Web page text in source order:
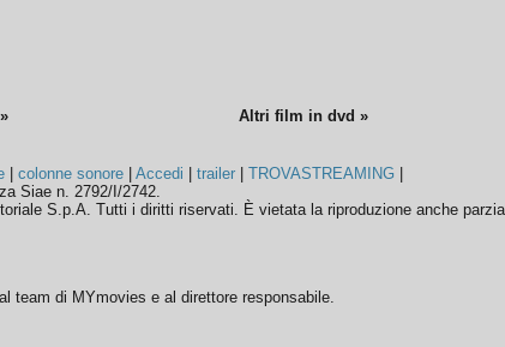
Altri film in dvd »
|colonne sonore |Accedi |trailer |TROVASTREAMING
Siae n. 2792/I/2742.
S.p.A. Tutti i diritti riservati. È vietata la riproduzione anche
team di MYmovies e al direttore responsabile.